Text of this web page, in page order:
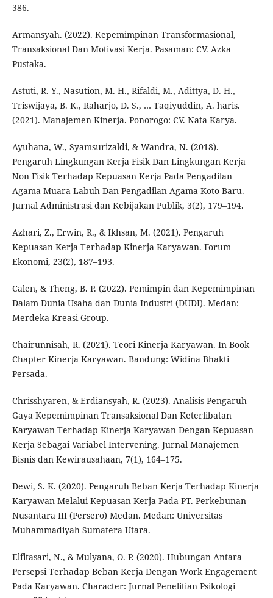
386.
Armansyah. (2022). Kepemimpinan Transformasional,
Transaksional Dan Motivasi Kerja. Pasaman: CV. Azka
Pustaka.
Astuti, R. Y., Nasution, M. H., Rifaldi, M., Adittya, D. H.,
Triswijaya, B. K., Raharjo, D. S., … Taqiyuddin, A. haris.
(2021). Manajemen Kinerja. Ponorogo: CV. Nata Karya.
Ayuhana, W., Syamsurizaldi, & Wandra, N. (2018).
Pengaruh Lingkungan Kerja Fisik Dan Lingkungan Kerja
Non Fisik Terhadap Kepuasan Kerja Pada Pengadilan
Agama Muara Labuh Dan Pengadilan Agama Koto Baru.
Jurnal Administrasi dan Kebijakan Publik, 3(2), 179–194.
Azhari, Z., Erwin, R., & Ikhsan, M. (2021). Pengaruh
Kepuasan Kerja Terhadap Kinerja Karyawan. Forum
Ekonomi, 23(2), 187–193.
Calen, & Theng, B. P. (2022). Pemimpin dan Kepemimpinan
Dalam Dunia Usaha dan Dunia Industri (DUDI). Medan:
Merdeka Kreasi Group.
Chairunnisah, R. (2021). Teori Kinerja Karyawan. In Book
Chapter Kinerja Karyawan. Bandung: Widina Bhakti
Persada.
Chrisshyaren, & Erdiansyah, R. (2023). Analisis Pengaruh
Gaya Kepemimpinan Transaksional Dan Keterlibatan
Karyawan Terhadap Kinerja Karyawan Dengan Kepuasan
Kerja Sebagai Variabel Intervening. Jurnal Manajemen
Bisnis dan Kewirausahaan, 7(1), 164–175.
Dewi, S. K. (2020). Pengaruh Beban Kerja Terhadap Kinerja
Karyawan Melalui Kepuasan Kerja Pada PT. Perkebunan
Nusantara III (Persero) Medan. Medan: Universitas
Muhammadiyah Sumatera Utara.
Elfitasari, N., & Mulyana, O. P. (2020). Hubungan Antara
Persepsi Terhadap Beban Kerja Dengan Work Engagement
Pada Karyawan. Character: Jurnal Penelitian Psikologi